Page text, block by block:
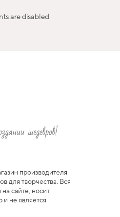
are disabled
производителя
для творчества. Вся
сайте, носит
не является